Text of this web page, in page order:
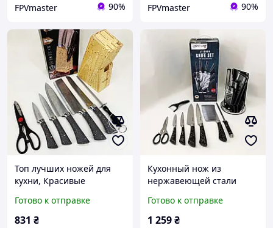
FPVmaster 90% FPVmaster 90%
Топ лучших ножей для
кухни, Красивые
Кухонные ножи для
готовки Хорошие поваров
Готово к отправке
831 ₴
Кухонный нож из
нержавеющей стали
литых ножей для кухни,
Набор ножей для готовки
Готово к отправке
1 259₴